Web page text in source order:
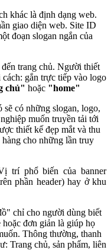
khác là định dạng web.
giao diện web. Site ID
đoạn slogan ngắn của
trang chủ. Người thiết
gắn trực tiếp vào logo
chủ" hoặc "home"
có những slogan, logo,
muốn truyền tải tới
thiết kế đẹp mắt và thu
cho những lần truy
trí phổ biến của banner
phần header) hay ở khu
chỉ cho người dùng biết
đơn giản là giúp họ
Thông thường, thanh
Trang chủ, sản phẩm, liên